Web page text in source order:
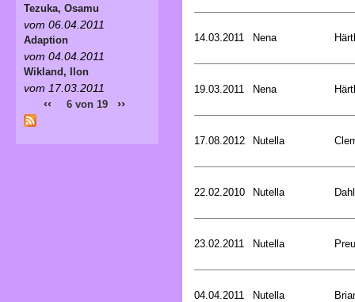
14.03.2011 Nena
19.03.2011 Nena
17.08.2012 Nutella
22.02.2010 Nutella
23.02.2011 Nutella
04.04.2011 Nutella
Tezuka, Osamu
vom 06.04.2011
Adaption
vom 04.04.2011
Wikland, Ilon
vom 17.03.2011
‹‹ 6 von 19 ››